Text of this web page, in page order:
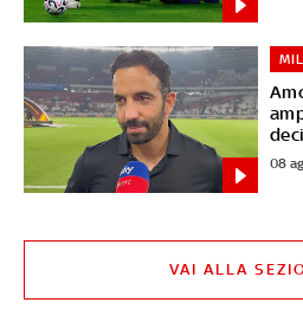
08
VAI ALLA